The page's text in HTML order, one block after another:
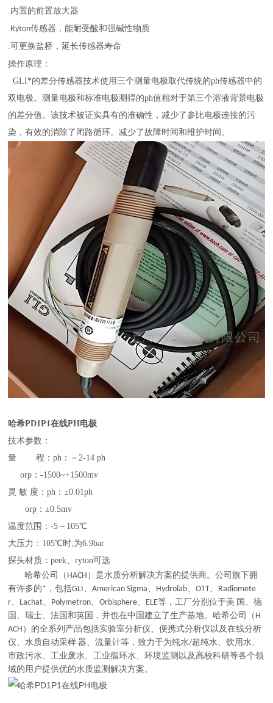
.内置的前置放大器
.Ryton传感器，能耐受酸和强碱性物质
.可更换盐桥，延长传感器寿命
操作原理：
GLI*的差分传感器技术使用三个测量电极取代传统的ph传感器中的
双电极。测量电极和标准电极测得的ph值相对于第三个溶液背景电极
的差分值。该技术被证实具有的准确性，减少了参比电极连接的污
染，有效的消除了闭路循环。减少了故障时间和维护时间。
哈希PD1P1在线PH电极
技术参数：
量 程：ph：－2-14 ph
orp：-1500~+1500mv
灵 敏 度：ph：±0.01ph
orp：±0.5mv
温度范围：-5～105℃
大压力：105℃时,为6.9bar
探头材质：peek、ryton可选
哈希公司（HACH）是水质分析解决方案的提供商。公司旗下拥
有许多的*，包括GLI、American Sigma、Hydrolab、OTT、Radiomete
r、Lachat、Polymetron、Orbisphere、ELE等，工厂分别位于美 国、德
国、瑞士、法国和英国，并也在中国建立了生产基地。哈希公司（H
ACH）的全系列产品包括实验室分析仪、便携式分析仪以及在线分析
仪、水质自动采样 器、流量计等，致力于为纯水/超纯水、饮用水、
市政污水、工业废水、工业循环水、环境监测以及高校科研等各个领
域的用户提供优的水质监测解决方案。